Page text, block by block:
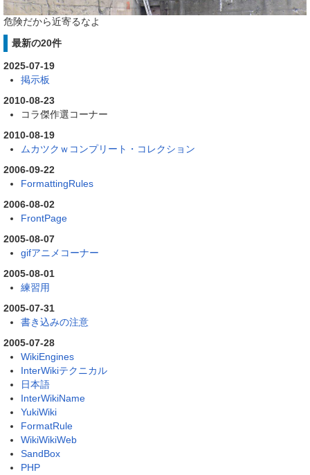
危険だから近寄るなよ
最新の20件
2025-07-19
掲示板
2010-08-23
コラ傑作選コーナー
2010-08-19
ムカツクｗコンプリート・コレクション
2006-09-22
FormattingRules
2006-08-02
FrontPage
2005-08-07
gifアニメコーナー
2005-08-01
練習用
2005-07-31
書き込みの注意
2005-07-28
WikiEngines
InterWikiテクニカル
日本語
InterWikiName
YukiWiki
FormatRule
WikiWikiWeb
SandBox
PHP